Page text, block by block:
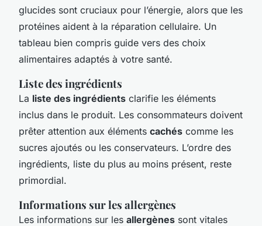
glucides sont cruciaux pour l’énergie, alors que les
protéines aident à la réparation cellulaire. Un
tableau bien compris guide vers des choix
alimentaires adaptés à votre santé.
Liste des ingrédients
La liste des ingrédients clarifie les éléments
inclus dans le produit. Les consommateurs doivent
prêter attention aux éléments cachés comme les
sucres ajoutés ou les conservateurs. L’ordre des
ingrédients, liste du plus au moins présent, reste
primordial.
Informations sur les allergènes
Les informations sur les allergènes sont vitales